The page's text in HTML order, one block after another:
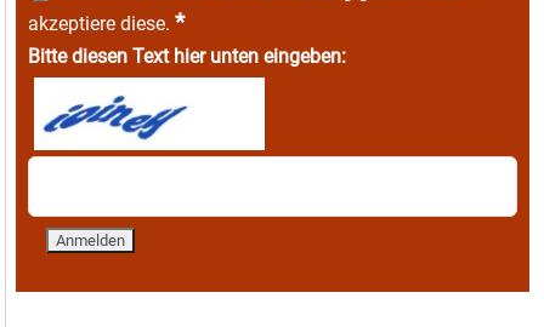
akzeptiere diese. *
Bitte diesen Text hier unten eingeben: